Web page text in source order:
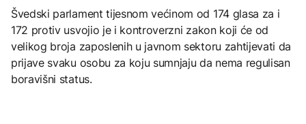
Švedski parlament tijesnom većinom od 174 glasa za i
172 protiv usvojio je i kontroverzni zakon koji će od
velikog broja zaposlenih u javnom sektoru zahtijevati da
prijave svaku osobu za koju sumnjaju da nema regulisan
boravišni status.